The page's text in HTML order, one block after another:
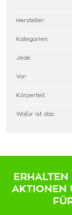
Hersteller:
Kategorien:
Jede:
Vor:
Körperteil:
Wofür ist das:
AKTIONEN